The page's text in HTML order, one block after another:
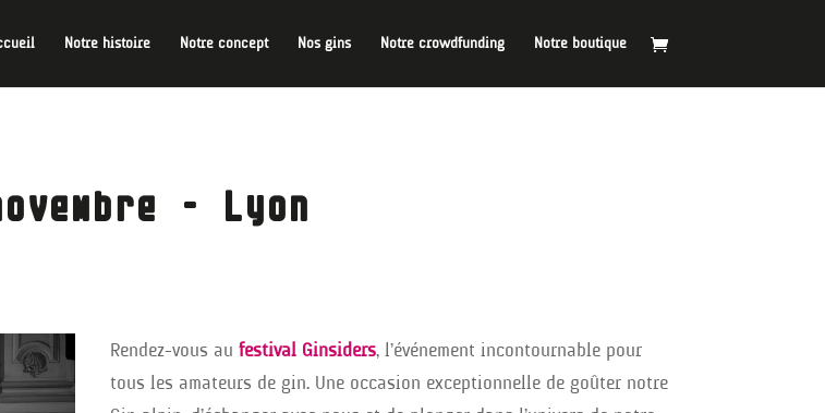
Notre histoire Notre concept Nos gins Notre crowdfunding Notre boutique
– Lyon
Rendez-vous aufestival Ginsiders, l’événement incontournable pour
tous les amateurs de gin. Une occasion exceptionnelle de goûter notre